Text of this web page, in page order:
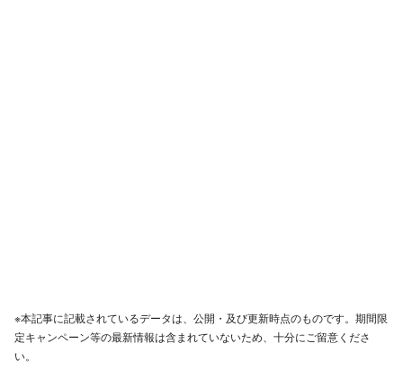
※本記事に記載されているデータは、公開・及び更新時点のものです。期間限
定キャンペーン等の最新情報は含まれていないため、十分にご留意くださ
い。